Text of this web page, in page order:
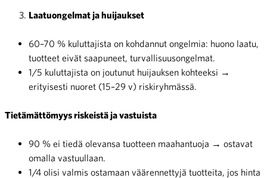
Laatuongelmat ja huijaukset
60–70 % kuluttajista on kohdannut ongelmia: huono laatu,
tuotteet eivät saapuneet, turvallisuusongelmat.
1/5 kuluttajista on joutunut huijauksen kohteeksi →
erityisesti nuoret (15–29 v) riskiryhmässä.
Tietämättömyys riskeistä ja vastuista
90 % ei tiedä olevansa tuotteen maahantuoja → ostavat
omalla vastuullaan.
1/4 olisi valmis ostamaan väärennettyjä tuotteita, jos hinta